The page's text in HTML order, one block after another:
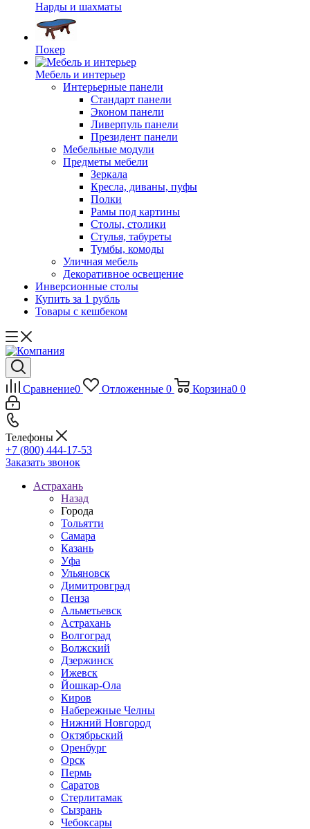
Нарды и шахматы
Покер
Мебель и интерьер
Интерьерные панели
Стандарт панели
Эконом панели
Ливерпуль панели
Президент панели
Мебельные модули
Предметы мебели
Зеркала
Кресла, диваны, пуфы
Полки
Рамы под картины
Столы, столики
Стулья, табуреты
Тумбы, комоды
Уличная мебель
Декоративное освещение
Инверсионные столы
Купить за 1 рубль
Товары с кешбеком
Сравнение0 Отложенные 0 Корзина0 0
Телефоны
+7 (800) 444-17-53
Заказать звонок
Астрахань
Назад
Города
Тольятти
Самара
Казань
Уфа
Ульяновск
Димитровград
Пенза
Альметьевск
Астрахань
Волгоград
Волжский
Дзержинск
Ижевск
Йошкар-Ола
Киров
Набережные Челны
Нижний Новгород
Октябрьский
Оренбург
Орск
Пермь
Саратов
Стерлитамак
Сызрань
Чебоксары